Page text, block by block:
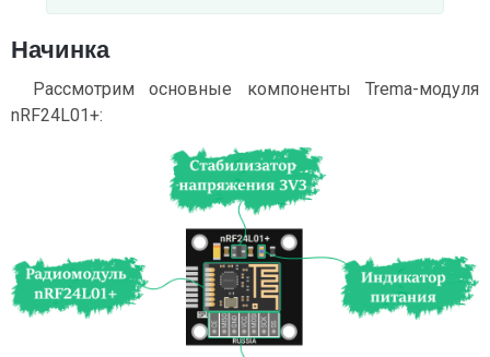
Начинка
Рассмотрим основные компоненты Trema-модуля
nRF24L01+: